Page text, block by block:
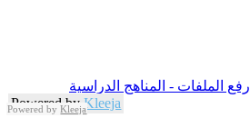
Powered byKleeja
رفع الملفات - المناهج الدراسية
Powered byKleeja